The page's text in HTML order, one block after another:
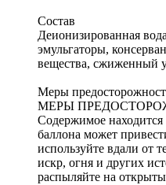
Состав
Деионизированная
эмульгаторы,
вещества, сжиженный
Меры
МЕРЫ
Содержимое
баллона может
используйте вдали от
искр, огня и других
распыляйте на